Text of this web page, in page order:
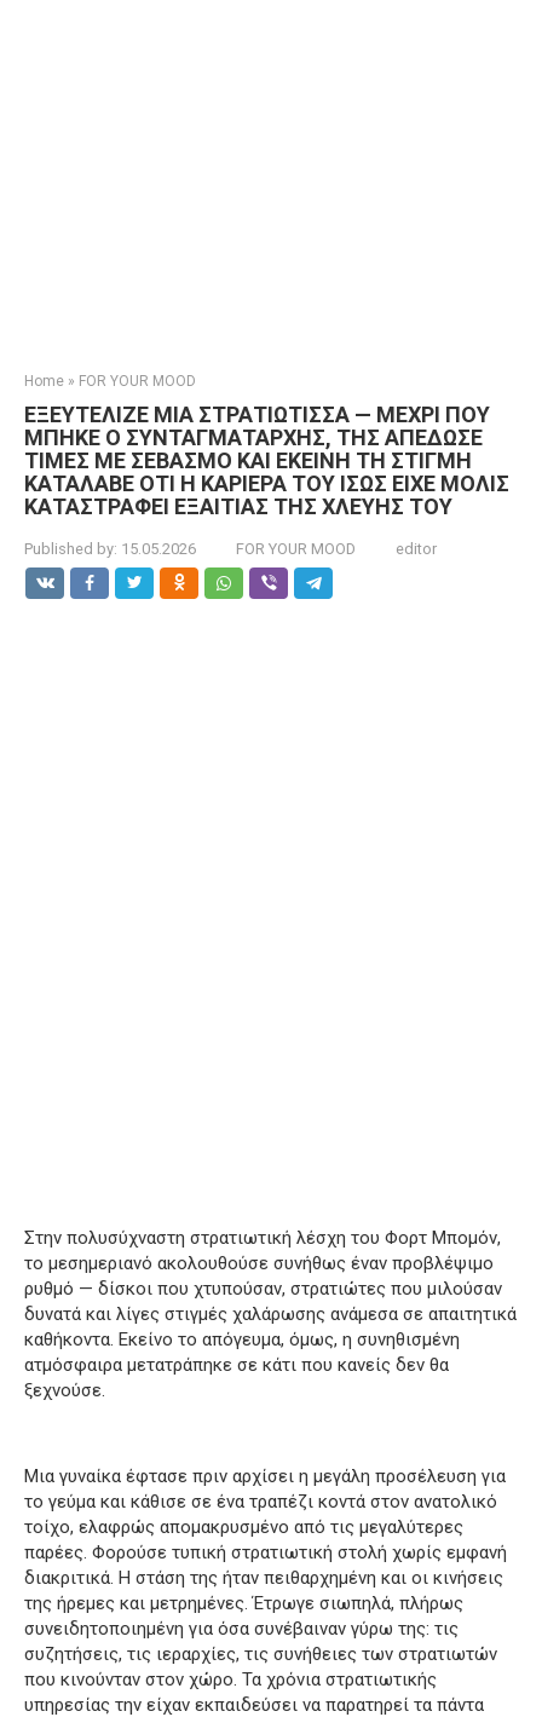
Home » FOR YOUR MOOD
ΕΞΕΥΤΕΛΙΖΕ ΜΙΑ ΣΤΡΑΤΙΩΤΙΣΣΑ — ΜΕΧΡΙ ΠΟΥ
ΜΠΗΚΕ Ο ΣΥΝΤΑΓΜΑΤΑΡΧΗΣ, ΤΗΣ ΑΠΕΔΩΣΕ
ΤΙΜΕΣ ΜΕ ΣΕΒΑΣΜΟ ΚΑΙ ΕΚΕΙΝΗ ΤΗ ΣΤΙΓΜΗ
ΚΑΤΑΛΑΒΕ ΟΤΙ Η ΚΑΡΙΕΡΑ ΤΟΥ ΙΣΩΣ ΕΙΧΕ ΜΟΛΙΣ
ΚΑΤΑΣΤΡΑΦΕΙ ΕΞΑΙΤΙΑΣ ΤΗΣ ΧΛΕΥΗΣ ΤΟΥ
Published by: 15.05.2026 FOR YOUR MOOD editor
Στην πολυσύχναστη στρατιωτική λέσχη του Φορτ Μπομόν,
το μεσημεριανό ακολουθούσε συνήθως έναν προβλέψιμο
ρυθμό — δίσκοι που χτυπούσαν, στρατιώτες που μιλούσαν
δυνατά και λίγες στιγμές χαλάρωσης ανάμεσα σε απαιτητικά
καθήκοντα. Εκείνο το απόγευμα, όμως, η συνηθισμένη
ατμόσφαιρα μετατράπηκε σε κάτι που κανείς δεν θα
ξεχνούσε.
Μια γυναίκα έφτασε πριν αρχίσει η μεγάλη προσέλευση για
το γεύμα και κάθισε σε ένα τραπέζι κοντά στον ανατολικό
τοίχο, ελαφρώς απομακρυσμένο από τις μεγαλύτερες
παρέες. Φορούσε τυπική στρατιωτική στολή χωρίς εμφανή
διακριτικά. Η στάση της ήταν πειθαρχημένη και οι κινήσεις
της ήρεμες και μετρημένες. Έτρωγε σιωπηλά, πλήρως
συνειδητοποιημένη για όσα συνέβαιναν γύρω της: τις
συζητήσεις, τις ιεραρχίες, τις συνήθειες των στρατιωτών
που κινούνταν στον χώρο. Τα χρόνια στρατιωτικής
υπηρεσίας την είχαν εκπαιδεύσει να παρατηρεί τα πάντα